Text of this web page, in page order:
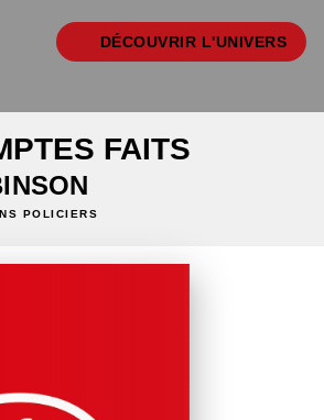
DÉCOUVRIR L'UNIVERS
FAITS
POLICIERS